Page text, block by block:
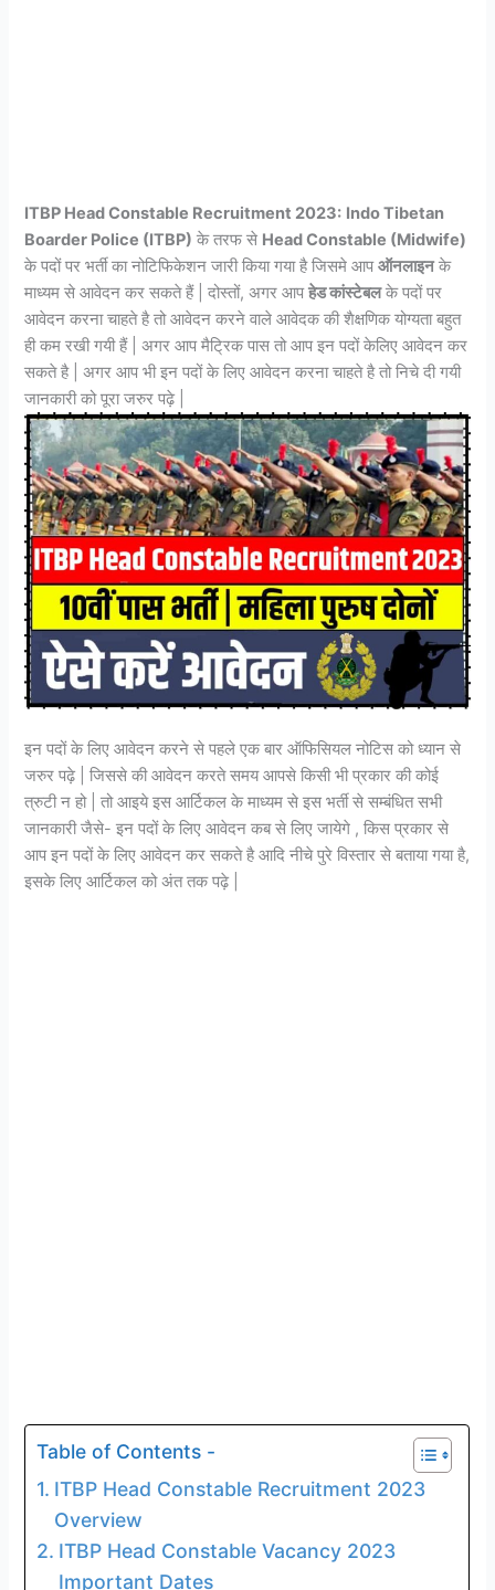
ITBP Head Constable Recruitment 2023: Indo Tibetan
Boarder Police (ITBP) के तरफ से Head Constable (Midwife)
के पदों पर भर्ती का नोटिफिकेशन जारी किया गया है जिसमे आपऑनलाइनके
माध्यम से आवेदन कर सकते हैं | दोस्तों, अगर आपहेड कांस्टेबलके पदों पर
आवेदन करना चाहते है तो आवेदन करने वाले आवेदक की शैक्षणिक योग्यता बहुत
ही कम रखी गयी हैं | अगर आप मैट्रिक पास तो आप इन पदों केलिए आवेदन कर
सकते है | अगर आप भी इन पदों के लिए आवेदन करना चाहते है तो निचे दी गयी
जानकारी को पूरा जरुर पढ़े |
इन पदों के लिए आवेदन करने से पहले एक बार ऑफिसियल नोटिस को ध्यान से
जरुर पढ़े | जिससे की आवेदन करते समय आपसे किसी भी प्रकार की कोई
त्रुटी न हो | तो आइये इस आर्टिकल के माध्यम से इस भर्ती से सम्बंधित सभी
जानकारी जैसे- इन पदों के लिए आवेदन कब से लिए जायेगे , किस प्रकार से
आप इन पदों के लिए आवेदन कर सकते है आदि नीचे पुरे विस्तार से बताया गया है,
इसके लिए आर्टिकल को अंत तक पढ़े |
Table of Contents -
ITBP Head Constable Recruitment 2023
Overview
ITBP Head Constable Vacancy 2023
Important Dates